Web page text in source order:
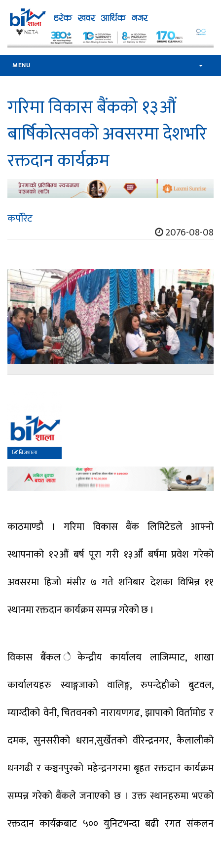
MENU
गरिमा विकास बैंकको १३औं
बार्षिकोत्सवको अवसरमा देशभरि
रक्तदान कार्यक्रम
कर्पोरेट
2076-08-08
बिजशाला
काठमाण्डौ । गरिमा विकास बैंक लिमिटेडले आफ्नो
स्थापनाको १२औं बर्ष पूरा गरी १३औँ बर्षमा प्रवेश गरेको
अवसरमा हिजो मंसीर ७ गते शनिबार देशका विभिन्न ११
स्थानमा रक्तदान कार्यक्रम सम्पन्न गरेको छ ।
विकास बैंकल ेकेन्द्रीय कार्यालय लाजिम्पाट, शाखा
कार्यालयहरु स्याङ्गजाको वालिङ्ग, रुपन्देहीको बुटवल,
म्याग्दीको वेनी, चितवनको नारायणगढ, झापाको विर्तामोड र
दमक, सुनसरीको धरान,सुर्खेतको वीरेन्द्रनगर, कैलालीको
धनगढी र कञ्चनपुरको महेन्द्रनगरमा बृहत रक्तदान कार्यक्रम
सम्पन्न गरेको बैंकले जनाएको छ । उक्त स्थानहरुमा भएको
रक्तदान कार्यक्रबाट ५०० युनिटभन्दा बढी रगत संकलन